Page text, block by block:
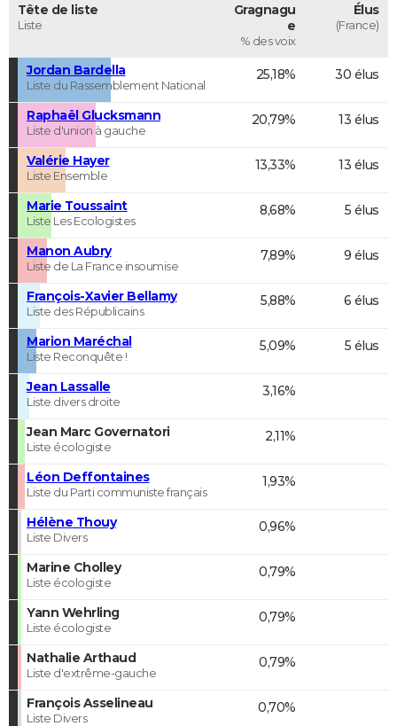
Tête de liste
Liste
Gragnagu
e
% des voix
Élus
(France)
Jordan Bardella
Liste du Rassemblement National
25,18% 30 élus
Raphaël Glucksmann
Liste d'union à gauche
20,79% 13 élus
Valérie Hayer
Liste Ensemble
13,33% 13 élus
Marie Toussaint
Liste Les Ecologistes
8,68% 5 élus
Manon Aubry
Liste de La France insoumise
7,89% 9 élus
François-Xavier Bellamy
Liste des Républicains
5,88% 6 élus
Marion Maréchal
Liste Reconquête !
5,09% 5 élus
Jean Lassalle
Liste divers droite
3,16%
Jean Marc Governatori
Liste écologiste
2,11%
Léon Deffontaines
Liste du Parti communiste français
1,93%
Hélène Thouy
Liste Divers
0,96%
Marine Cholley
Liste écologiste
0,79%
Yann Wehrling
Liste écologiste
0,79%
Nathalie Arthaud
Liste d'extrême-gauche
0,79%
François Asselineau
Liste Divers
0,70%